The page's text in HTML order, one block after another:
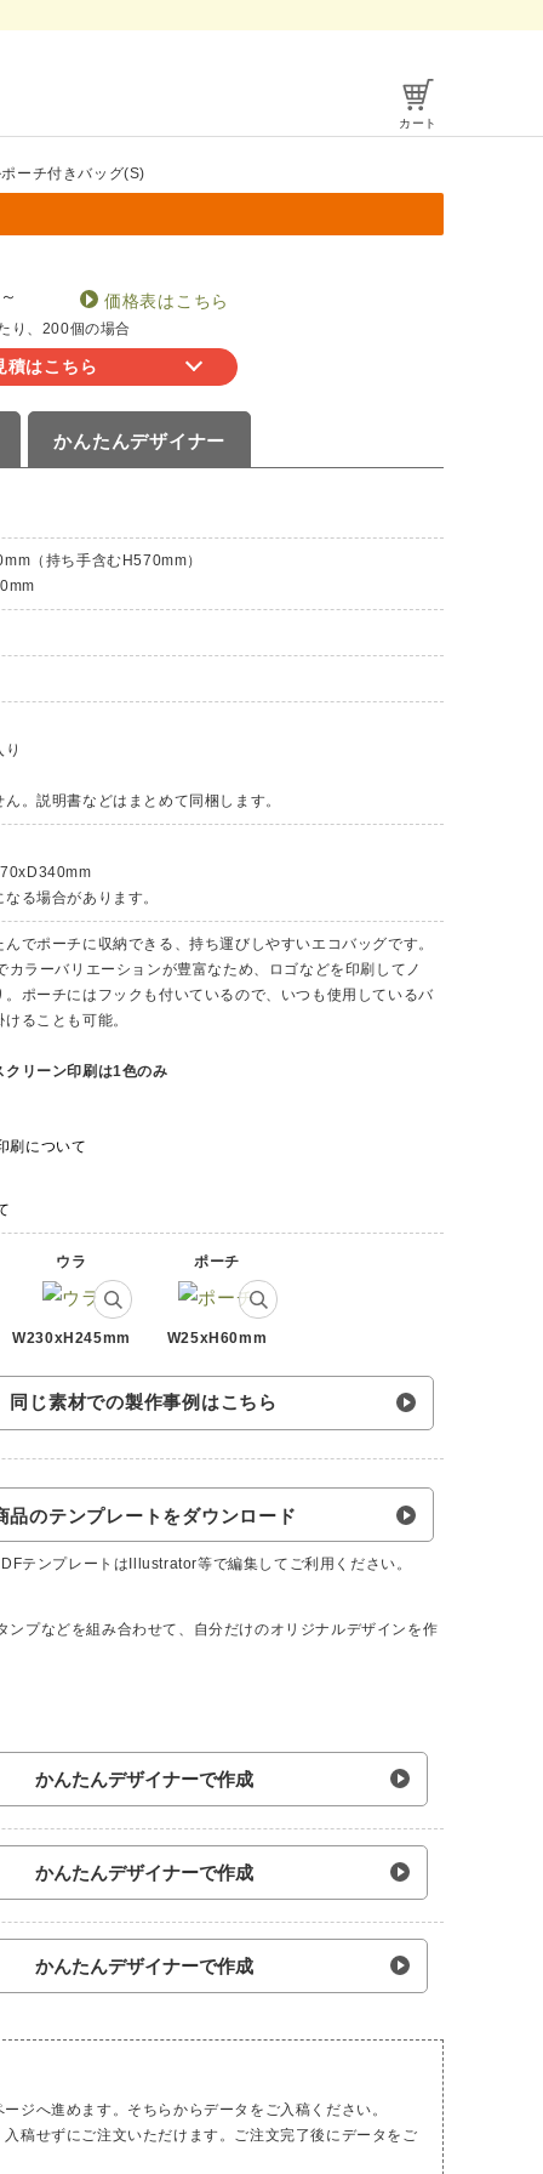
カート
ーチ付きバッグ(S)
価格表はこちら
り、200個の場合
積はこちら
かんたんデザイナー
（持ち手含むH570mm）
。説明書などはまとめて同梱します。
る場合があります。
でポーチに収納できる、持ち運びしやすいエコバッグです。
カラーバリエーションが豊富なため、ロゴなどを印刷してノ
。ポーチにはフックも付いているので、いつも使用しているバ
ることも可能。
リーン印刷は1色のみ
刷について
ウラ
W230xH245mm
ポーチ
W25xH60mm
同じ素材での製作事例はこちら
品のテンプレートをダウンロード
テンプレートはIllustrator等で編集してご利用ください。
プなどを組み合わせて、自分だけのオリジナルデザインを作
かんたんデザイナーで作成
かんたんデザイナーで作成
かんたんデザイナーで作成
ジへ進めます。そちらからデータをご入稿ください。
稿せずにご注文いただけます。ご注文完了後にデータをご